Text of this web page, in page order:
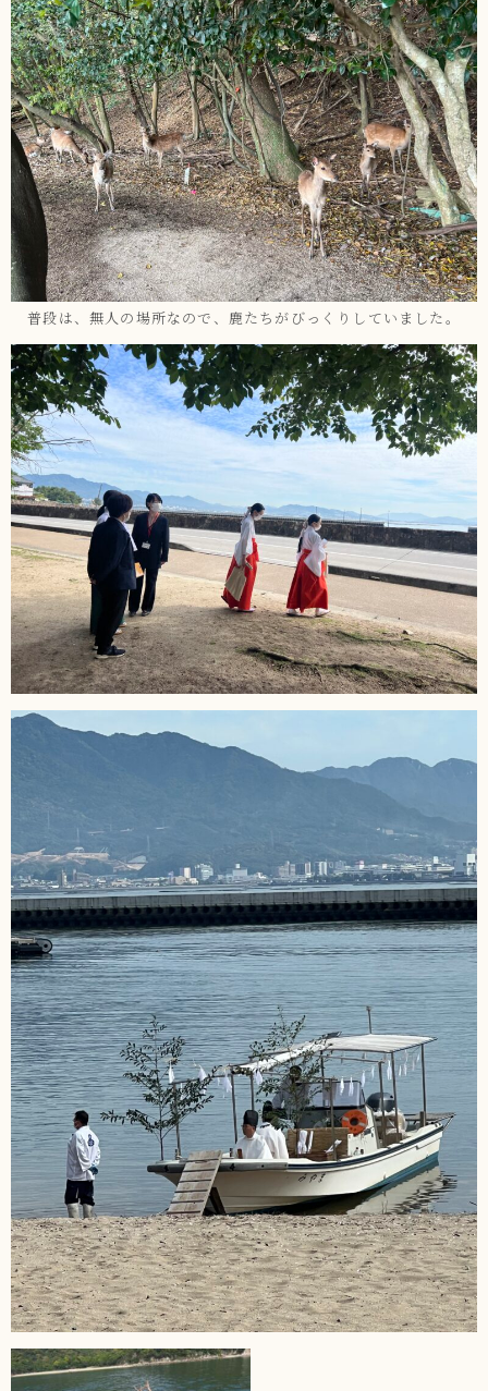
普段は、無人の場所なので、鹿たちがびっくりしていました。